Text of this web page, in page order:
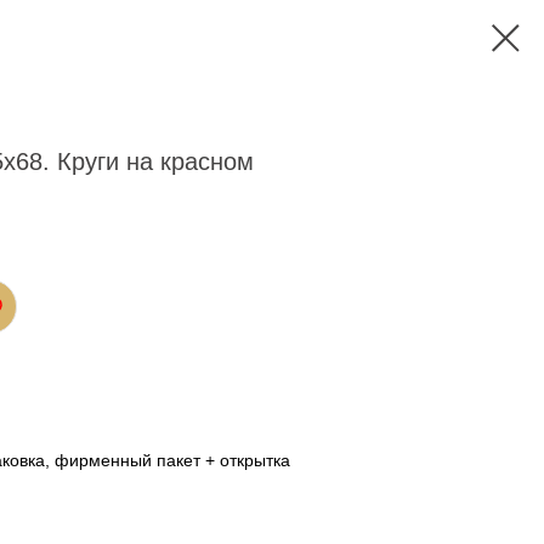
Круги на красном
фирменный пакет + открытка